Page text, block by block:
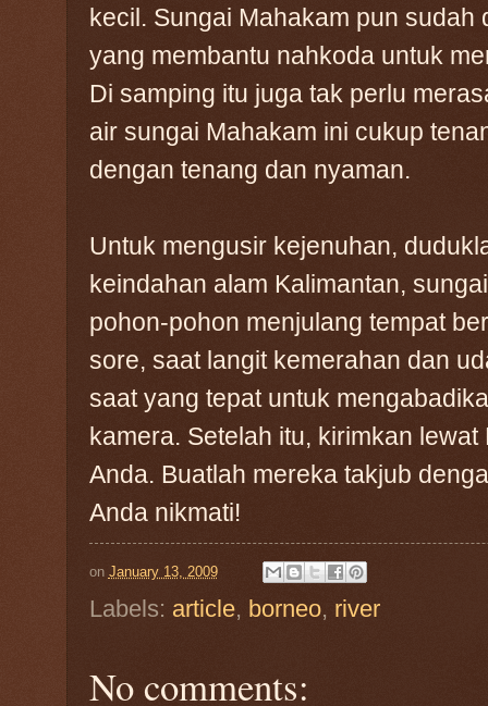
kecil. Sungai Mahakam pun
yang membantu nahkoda untuk
Di samping itu juga tak perlu
air sungai Mahakam ini cukup
dengan tenang dan nyaman.
Untuk mengusir kejenuhan,
keindahan alam Kalimantan,
pohon-pohon menjulang tempat
sore, saat langit kemerahan dan
saat yang tepat untuk
kamera. Setelah itu, kirimkan
Anda. Buatlah mereka takjub
Anda nikmati!
on January 13, 2009
Labels: article, borneo, river
No comments: